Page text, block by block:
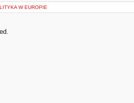
W EUROPIE